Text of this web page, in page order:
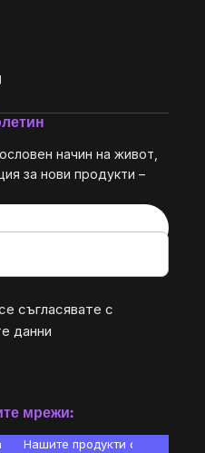
начин на живот,
за нови продукти –
съгласявате с
данни
мрежи:
Нашите продукти са